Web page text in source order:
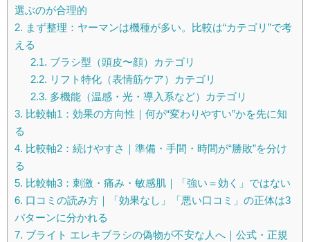
選ぶのが合理的
2. まず整理：ヤーマンは機種が多い。比較は“カテゴリ”で考
える
2.1. ブラシ型（頭皮〜顔）カテゴリ
2.2. リフト特化（表情筋ケア）カテゴリ
2.3. 多機能（温感・光・導入系など）カテゴリ
3. 比較軸1：効果の方向性｜何が“変わりやすい”かを先に知
る
4. 比較軸2：続けやすさ｜準備・手間・時間が“勝敗”を分け
る
5. 比較軸3：刺激・痛み・敏感肌｜「強い＝効く」ではない
6. 口コミの読み方｜「効果なし」「悪い口コミ」の正体は3
パターンに分かれる
7. ブライト エレキブラシの偽物が不安な人へ｜公式・正規